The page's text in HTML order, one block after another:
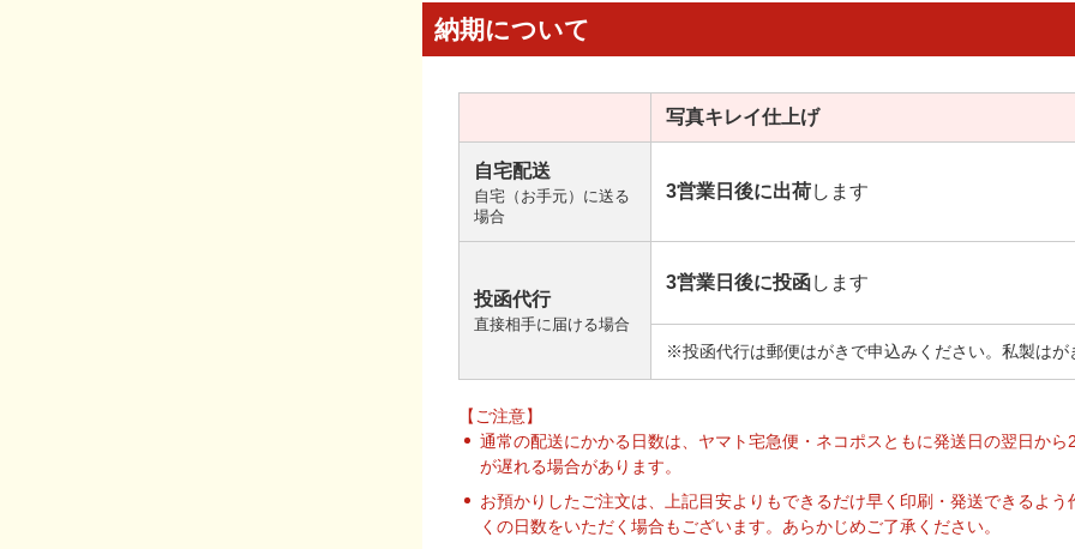
納期について
写真キレイ仕上げ
自宅配送
自宅（お手元）に送る
場合
3営業日後に出荷します
投函代行
直接相手に届ける場合
3営業日後に投函します
※投函代行は郵便はがきで申込みください。私製はが
【ご注意】
通常の配送にかかる日数は、ヤマト宅急便・ネコポスともに発送日の翌日か
が遅れる場合があります。
お預かりしたご注文は、上記目安よりもできるだけ早く印刷・発送できるよ
くの日数をいただく場合もございます。あらかじめご了承ください。